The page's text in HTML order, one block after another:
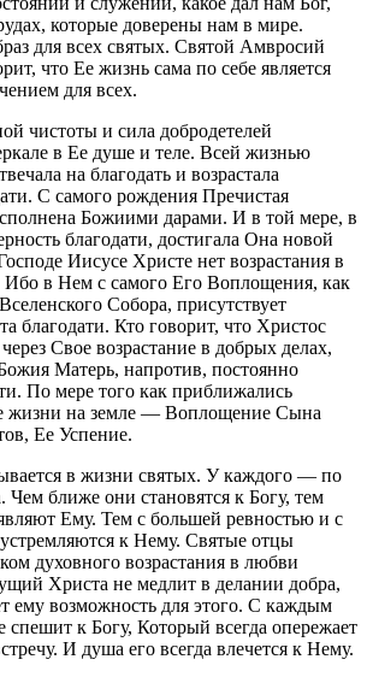
которые доверены нам в мире.
для всех святых. Святой Амвросий
что Ее жизнь сама по себе является
для всех.
чистоты и сила добродетелей
в Ее душе и теле. Всей жизнью
на благодать и возрастала
С самого рождения Пречистая
Божиими дарами. И в той мере, в
благодати, достигала Она новой
Иисусе Христе нет возрастания в
Ибо в Нем с самого Его Воплощения, как
Собора, присутствует
благодати. Кто говорит, что Христос
Свое возрастание в добрых делах,
Матерь, напротив, постоянно
По мере того как приближались
жизни на земле — Воплощение Сына
Ее Успение.
в жизни святых. У каждого — по
Чем ближе они становятся к Богу, тем
Ему. Тем с большей ревностью и с
к Нему. Святые отцы
духовного возрастания в любви
Христа не медлит в делании добра,
ему возможность для этого. С каждым
спешит к Богу, Который всегда опережает
И душа его всегда влечется к Нему.